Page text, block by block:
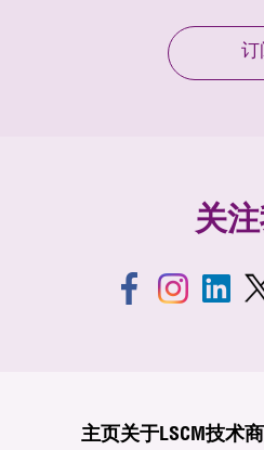
订
关
主页关于LSCM技术